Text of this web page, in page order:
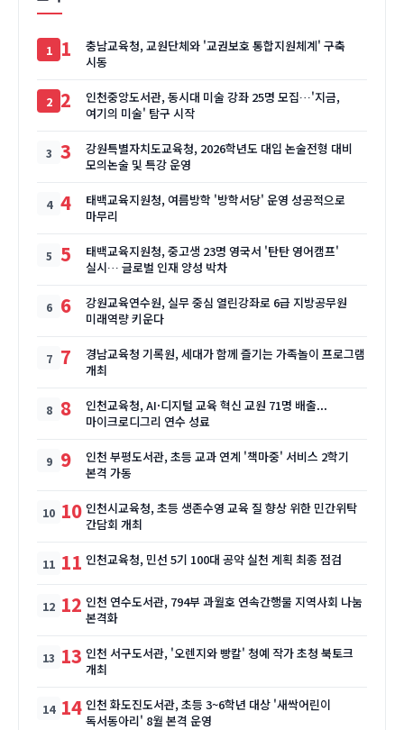
1
충남교육청, 교원단체와 '교권보호 통합지원체계' 구축
시동
2
인천중앙도서관, 동시대 미술 강좌 25명 모집…'지금,
여기의 미술' 탐구 시작
3
강원특별자치도교육청, 2026학년도 대입 논술전형 대비
모의논술 및 특강 운영
4
태백교육지원청, 여름방학 '방학서당' 운영 성공적으로
마무리
5
태백교육지원청, 중고생 23명 영국서 '탄탄 영어캠프'
실시… 글로벌 인재 양성 박차
6
강원교육연수원, 실무 중심 열린강좌로 6급 지방공무원
미래역량 키운다
7
경남교육청 기록원, 세대가 함께 즐기는 가족놀이 프로그램
개최
8
인천교육청, AI·디지털 교육 혁신 교원 71명 배출...
마이크로디그리 연수 성료
9
인천 부평도서관, 초등 교과 연계 '책마중' 서비스 2학기
본격 가동
10 인천시교육청, 초등 생존수영 교육 질 향상 위한 민간위탁
간담회 개최
11 인천교육청, 민선 5기 100대 공약 실천 계획 최종 점검
12 인천 연수도서관, 794부 과월호 연속간행물 지역사회 나눔
본격화
13 인천 서구도서관, '오렌지와 빵칼' 청예 작가 초청 북토크
개최
14 인천 화도진도서관, 초등 3~6학년 대상 '새싹어린이
독서동아리' 8월 본격 운영